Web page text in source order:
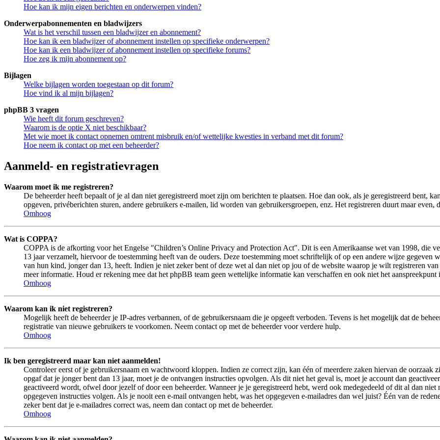
Hoe kan ik mijn eigen berichten en onderwerpen vinden?
Onderwerpabonnementen en bladwijzers
Wat is het verschil tussen een bladwijzer en abonnement?
Hoe kan ik een bladwijzer of abonnement instellen op specifieke onderwerpen?
Hoe kan ik een bladwijzer of abonnement instellen op specifieke forums?
Hoe zeg ik mijn abonnement op?
Bijlagen
Welke bijlagen worden toegestaan op dit forum?
Hoe vind ik al mijn bijlagen?
phpBB 3 vragen
Wie heeft dit forum geschreven?
Waarom is de optie X niet beschikbaar?
Met wie moet ik contact opnemen omtrent misbruik en/of wettelijke kwesties in verband met dit forum?
Hoe neem ik contact op met een beheerder?
Aanmeld- en registratievragen
Waarom moet ik me registreren?
De beheerder heeft bepaalt of je al dan niet geregistreerd moet zijn om berichten te plaatsen. Hoe dan ook, als je geregistreerd bent,
opgeven, privéberichten sturen, andere gebruikers e-mailen, lid worden van gebruikersgroepen, enz. Het registreren duurt maar even,
Omhoog
Wat is COPPA?
COPPA is de afkorting voor het Engelse "Children’s Online Privacy and Protection Act". Dit is een Amerikaanse wet van 1998, die
13 jaar verzamelt, hiervoor de toestemming heeft van de ouders. Deze toestemming moet schriftelijk of op een andere wijze gegeven
van hun kind, jonger dan 13, heeft. Indien je niet zeker bent of deze wet al dan niet op jou of de website waarop je wilt registreren
meer informatie. Houd er rekening mee dat het phpBB team geen wettelijke informatie kan verschaffen en ook niet het
Omhoog
Waarom kan ik niet registreren?
Mogelijk heeft de beheerder je IP-adres verbannen, of de gebruikersnaam die je opgeeft verboden. Tevens is het mogelijk dat de
registratie van nieuwe gebruikers te voorkomen. Neem contact op met de beheerder voor verdere hulp.
Omhoog
Ik ben geregistreerd maar kan niet aanmelden!
Controleer eerst of je gebruikersnaam en wachtwoord kloppen. Indien ze correct zijn, kan één of meerdere zaken hiervan de oorzaak
opgaf dat je jonger bent dan 13 jaar, moet je de ontvangen instructies opvolgen. Als dit niet het geval is, moet je account dan
geactiveerd wordt, ofwel door jezelf of door een beheerder. Wanneer je je geregistreerd hebt, werd ook medegedeeld of dit al dan
opgegeven instructies volgen. Als je nooit een e-mail ontvangen hebt, was het opgegeven e-mailadres dan wel juist? Één van de
zeker bent dat je e-mailadres correct was, neem dan contact op met de beheerder.
Omhoog